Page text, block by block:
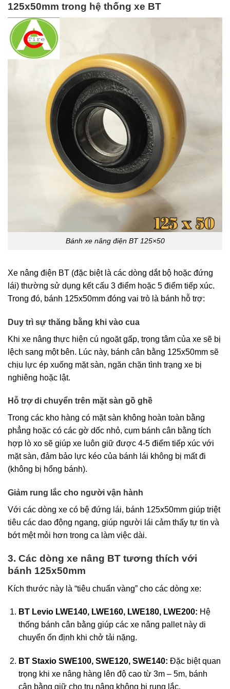
125x50mm trong hệ thống xe BT
Bánh xe nâng điện BT 125×50
Xe nâng điện BT (đặc biệt là các dòng dắt bộ hoặc đứng
lái) thường sử dụng kết cấu 3 điểm hoặc 5 điểm tiếp xúc.
Trong đó, bánh 125x50mm đóng vai trò là bánh hỗ trợ:
Duy trì sự thăng bằng khi vào cua
Khi xe nâng thực hiện cú ngoặt gấp, trọng tâm của xe sẽ bị
lệch sang một bên. Lúc này, bánh cân bằng 125x50mm sẽ
chịu lực ép xuống mặt sàn, ngăn chặn tình trạng xe bị
nghiêng hoặc lật.
Hỗ trợ di chuyển trên mặt sàn gồ ghề
Trong các kho hàng có mặt sàn không hoàn toàn bằng
phẳng hoặc có các gờ dốc nhỏ, cụm bánh cân bằng tích
hợp lò xo sẽ giúp xe luôn giữ được 4-5 điểm tiếp xúc với
mặt sàn, đảm bảo lực kéo của bánh lái không bị mất đi
(không bị hổng bánh).
Giảm rung lắc cho người vận hành
Với các dòng xe có bệ đứng lái, bánh 125x50mm giúp triệt
tiêu các dao động ngang, giúp người lái cảm thấy tự tin và
bớt mệt mỏi hơn trong ca làm việc dài.
3. Các dòng xe nâng BT tương thích với
bánh 125x50mm
Kích thước này là “tiêu chuẩn vàng” cho các dòng xe:
BT Levio LWE140, LWE160, LWE180, LWE200: Hệ
thống bánh cân bằng giúp các xe nâng pallet này di
chuyển ổn định khi chở tải nặng.
BT Staxio SWE100, SWE120, SWE140: Đặc biệt quan
trọng khi xe nâng hàng lên độ cao từ 3m – 5m, bánh
cân bằng giữ cho trụ nâng không bị rung lắc.